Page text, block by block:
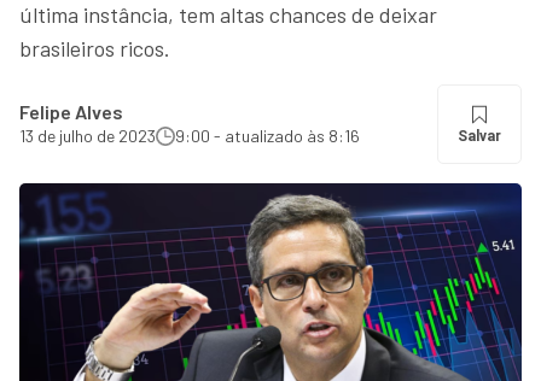
última instância, tem altas chances de deixar
brasileiros ricos.
Felipe Alves
13 de julho de 2023 9:00 - atualizado às 8:16 Salvar